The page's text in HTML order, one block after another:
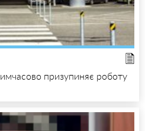
призупиняє роботу